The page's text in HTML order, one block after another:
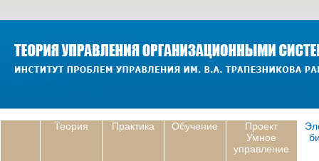
Теория Практика Обучение
Проект
Умное
управление